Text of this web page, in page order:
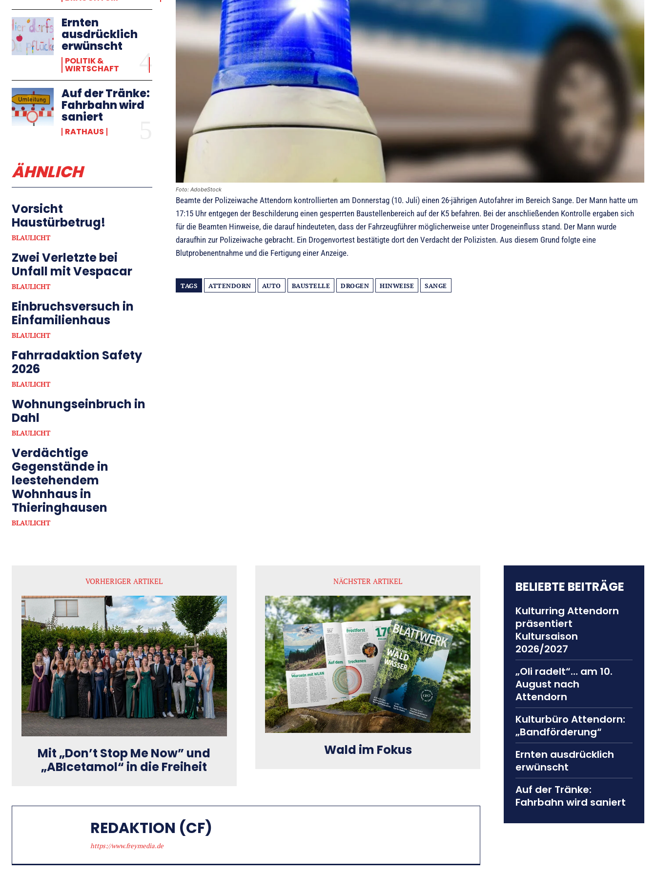
Ernten
ausdrücklich
erwünscht
POLITIK &
WIRTSCHAFT
Auf der Tränke:
Fahrbahn wird
saniert
RATHAUS
ÄHNLICH
Vorsicht
Haustürbetrug!
BLAULICHT
Zwei Verletzte bei
Unfall mit Vespacar
BLAULICHT
Einbruchsversuch in
Einfamilienhaus
BLAULICHT
Fahrradaktion Safety
2026
BLAULICHT
Wohnungseinbruch in
Dahl
BLAULICHT
Verdächtige
Gegenstände in
leestehendem
Wohnhaus in
Thieringhausen
BLAULICHT
Foto: AdobeStock
Beamte der Polizeiwache Attendorn kontrollierten am Donnerstag (10. Juli) einen 26-jährigen Autofahrer im Bereich Sange. Der Mann hatte um
17:15 Uhr entgegen der Beschilderung einen gesperrten Baustellenbereich auf der K5 befahren. Bei der anschließenden Kontrolle ergaben sich
für die Beamten Hinweise, die darauf hindeuteten, dass der Fahrzeugführer möglicherweise unter Drogeneinfluss stand. Der Mann wurde
daraufhin zur Polizeiwache gebracht. Ein Drogenvortest bestätigte dort den Verdacht der Polizisten. Aus diesem Grund folgte eine
Blutprobenentnahme und die Fertigung einer Anzeige.
TAGS ATTENDORN AUTO BAUSTELLE DROGEN HINWEISE SANGE
VORHERIGER ARTIKEL
Mit „Don’t Stop Me Now” und
„ABIcetamol“ in die Freiheit
NÄCHSTER ARTIKEL
Wald im Fokus
REDAKTION (CF)
https://www.freymedia.de
BELIEBTE BEITRÄGE
Kulturring Attendorn
präsentiert
Kultursaison
2026/2027
„Oli radelt“… am 10.
August nach
Attendorn
Kulturbüro Attendorn:
„Bandförderung“
Ernten ausdrücklich
erwünscht
Auf der Tränke:
Fahrbahn wird saniert